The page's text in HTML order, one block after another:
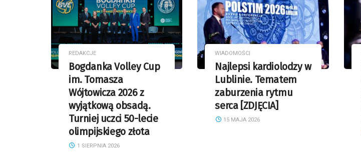
REDAKCJE
Bogdanka Volley Cup
im. Tomasza
Wójtowicza 2026 z
wyjątkową obsadą.
Turniej uczci 50-lecie
olimpijskiego złota
1 SIERPNIA 2026
WIADOMOŚCI
Najlepsi kardiolodzy w
Lublinie. Tematem
zaburzenia rytmu
serca [ZDJĘCIA]
15 MAJA 2026